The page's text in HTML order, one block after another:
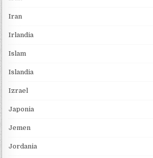
Iran
Irlandia
Islam
Islandia
Izrael
Japonia
Jemen
Jordania